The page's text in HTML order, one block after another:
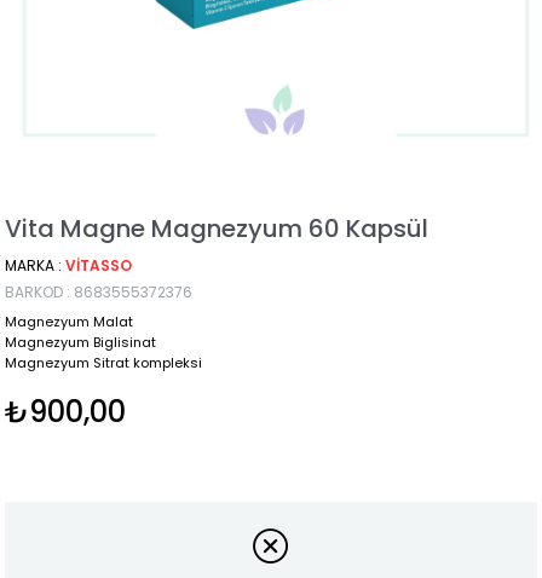
Vita Magne Magnezyum 60 Kapsül
MARKA : VITASSO
BARKOD : 8683555372376
Magnezyum Malat
Magnezyum Biglisinat
Magnezyum Sitrat kompleksi
₺900,00